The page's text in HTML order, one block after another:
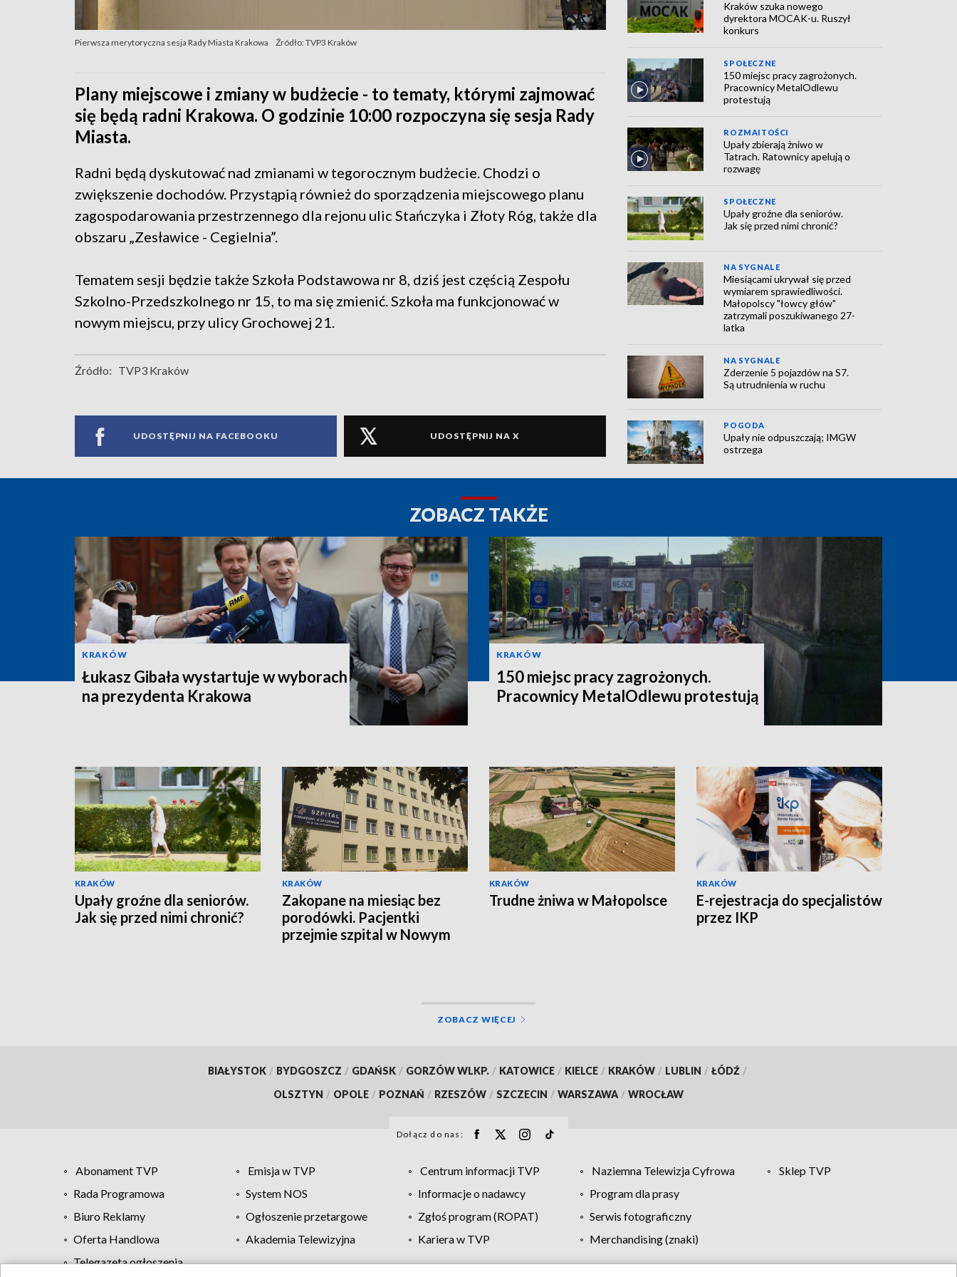
Pierwsza merytoryczna sesja Rady Miasta Krakowa Źródło: TVP3 Kraków
Plany miejscowe i zmiany w budżecie - to tematy, którymi zajmować
się będą radni Krakowa. O godzinie 10:00 rozpoczyna się sesja Rady
Miasta.
Radni będą dyskutować nad zmianami w tegorocznym budżecie. Chodzi o
zwiększenie dochodów. Przystąpią również do sporządzenia miejscowego planu
zagospodarowania przestrzennego dla rejonu ulic Stańczyka i Złoty Róg, także dla
obszaru „Zesławice - Cegielnia”.
Tematem sesji będzie także Szkoła Podstawowa nr 8, dziś jest częścią Zespołu
Szkolno-Przedszkolnego nr 15, to ma się zmienić. Szkoła ma funkcjonować w
nowym miejscu, przy ulicy Grochowej 21.
Źródło: TVP3 Kraków
UDOSTĘPNIJ NA FACEBOOKU UDOSTĘPNIJ NA X
Kraków szuka nowego
dyrektora MOCAK-u. Ruszył
konkurs
SPOŁECZNE
150 miejsc pracy zagrożonych.
Pracownicy MetalOdlewu
protestują
ROZMAITOŚCI
Upały zbierają żniwo w
Tatrach. Ratownicy apelują o
rozwagę
SPOŁECZNE
Upały groźne dla seniorów.
Jak się przed nimi chronić?
NA SYGNALE
Miesiącami ukrywał się przed
wymiarem sprawiedliwości.
Małopolscy "łowcy głów"
zatrzymali poszukiwanego 27-
latka
NA SYGNALE
Zderzenie 5 pojazdów na S7.
Są utrudnienia w ruchu
POGODA
Upały nie odpuszczają; IMGW
ostrzega
ZOBACZ TAKŻE
KRAKÓW
Łukasz Gibała wystartuje w wyborach
na prezydenta Krakowa
KRAKÓW
150 miejsc pracy zagrożonych.
Pracownicy MetalOdlewu protestują
KRAKÓW
Upały groźne dla seniorów.
Jak się przed nimi chronić?
KRAKÓW
Zakopane na miesiąc bez
porodówki. Pacjentki
przejmie szpital w Nowym
KRAKÓW
Trudne żniwa w Małopolsce
KRAKÓW
E-rejestracja do specjalistów
przez IKP
ZOBACZ WIĘCEJ
BIAŁYSTOK / BYDGOSZCZ / GDAŃSK / GORZÓW WLKP. / KATOWICE / KIELCE / KRAKÓW / LUBLIN / ŁÓDŹ /
OLSZTYN / OPOLE / POZNAŃ / RZESZÓW / SZCZECIN / WARSZAWA / WROCŁAW
Dołącz do nas:
Abonament TVP Emisja w TVP Centrum informacji TVP Naziemna Telewizja Cyfrowa
Sklep TVP
Rada Programowa
System NOS Informacje o nadawcy
Program dla prasy
Biuro Reklamy
Ogłoszenie przetargowe Zgłoś program (ROPAT)
Serwis fotograficzny
Oferta Handlowa
Akademia Telewizyjna Kariera w TVP
Merchandising (znaki)
Telegazeta ogłoszenia